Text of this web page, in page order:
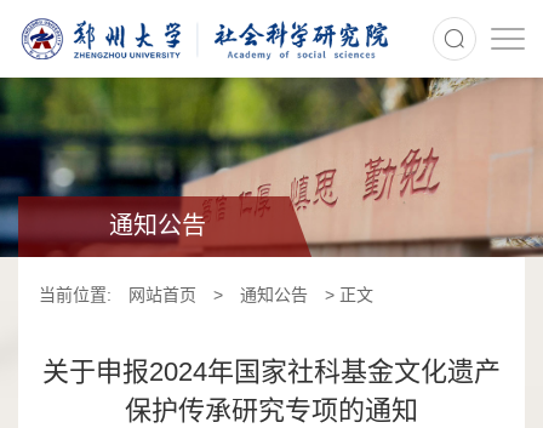
通知公告
当前位置: 网站首页 > 通知公告 > 正文
关于申报2024年国家社科基金文化遗产
保护传承研究专项的通知